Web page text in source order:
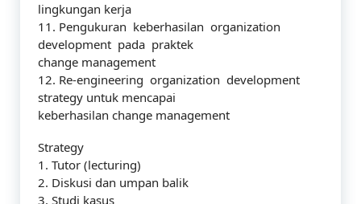
lingkungan kerja
11. Pengukuran keberhasilan organization
development pada praktek
change management
12. Re-engineering organization development
strategy untuk mencapai
keberhasilan change management
Strategy
1. Tutor (lecturing)
2. Diskusi dan umpan balik
3. Studi kasus